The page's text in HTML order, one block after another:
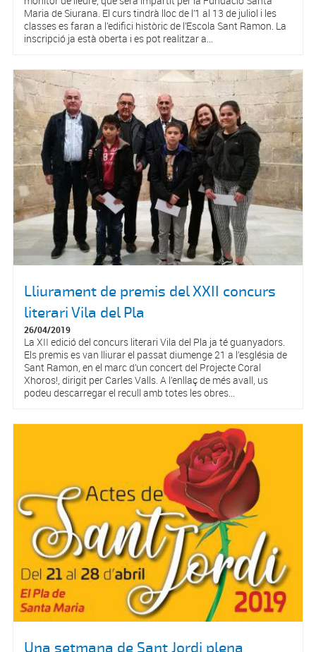
Maria de Siurana. El curs tindrà lloc de l’1 al 13 de juliol i les
classes es faran a l’edifici històric de l’Escola Sant Ramon. La
inscripció ja està oberta i es pot realitzar a...
Lliurament de premis del XXII concurs
literari Vila del Pla
26/04/2019
La XII edició del concurs literari Vila del Pla ja té guanyadors.
Els premis es van lliurar el passat diumenge 21 a l’església de
Sant Ramon, en el marc d’un concert del Projecte Coral
Xhoros!, dirigit per Carles Valls. A l’enllaç de més avall, us
podeu descarregar el recull amb totes les obres...
Una setmana de Sant Jordi plena